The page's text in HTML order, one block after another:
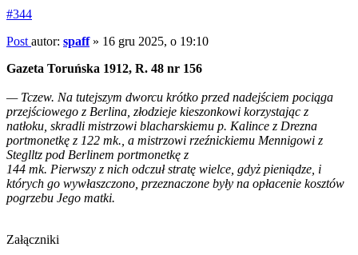
#344
Post autor: spaff» 16 gru 2025, o 19:10
Gazeta Toruńska 1912, R. 48 nr 156
— Tczew. Na tutejszym dworcu krótko przed nadejściem pociąga
przejściowego z Berlina, złodzieje kieszonkowi korzystając z
natłoku, skradli mistrzowi blacharskiemu p. Kalince z Drezna
portmonetkę z 122 mk., a mistrzowi rzeźnickiemu Mennigowi z
Steglltz pod Berlinem portmonetkę z
144 mk. Pierwszy z nich odczuł stratę wielce, gdyż pieniądze, i
których go wywłaszczono, przeznaczone były na opłacenie kosztów
pogrzebu Jego matki.
Załączniki